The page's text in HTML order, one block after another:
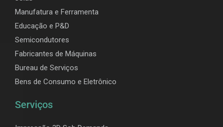
Manufatura e Ferramenta
Educação e P&D
Semicondutores
Fabricantes de Máquinas
Bureau de Serviços
Bens de Consumo e Eletrônico
Serviços